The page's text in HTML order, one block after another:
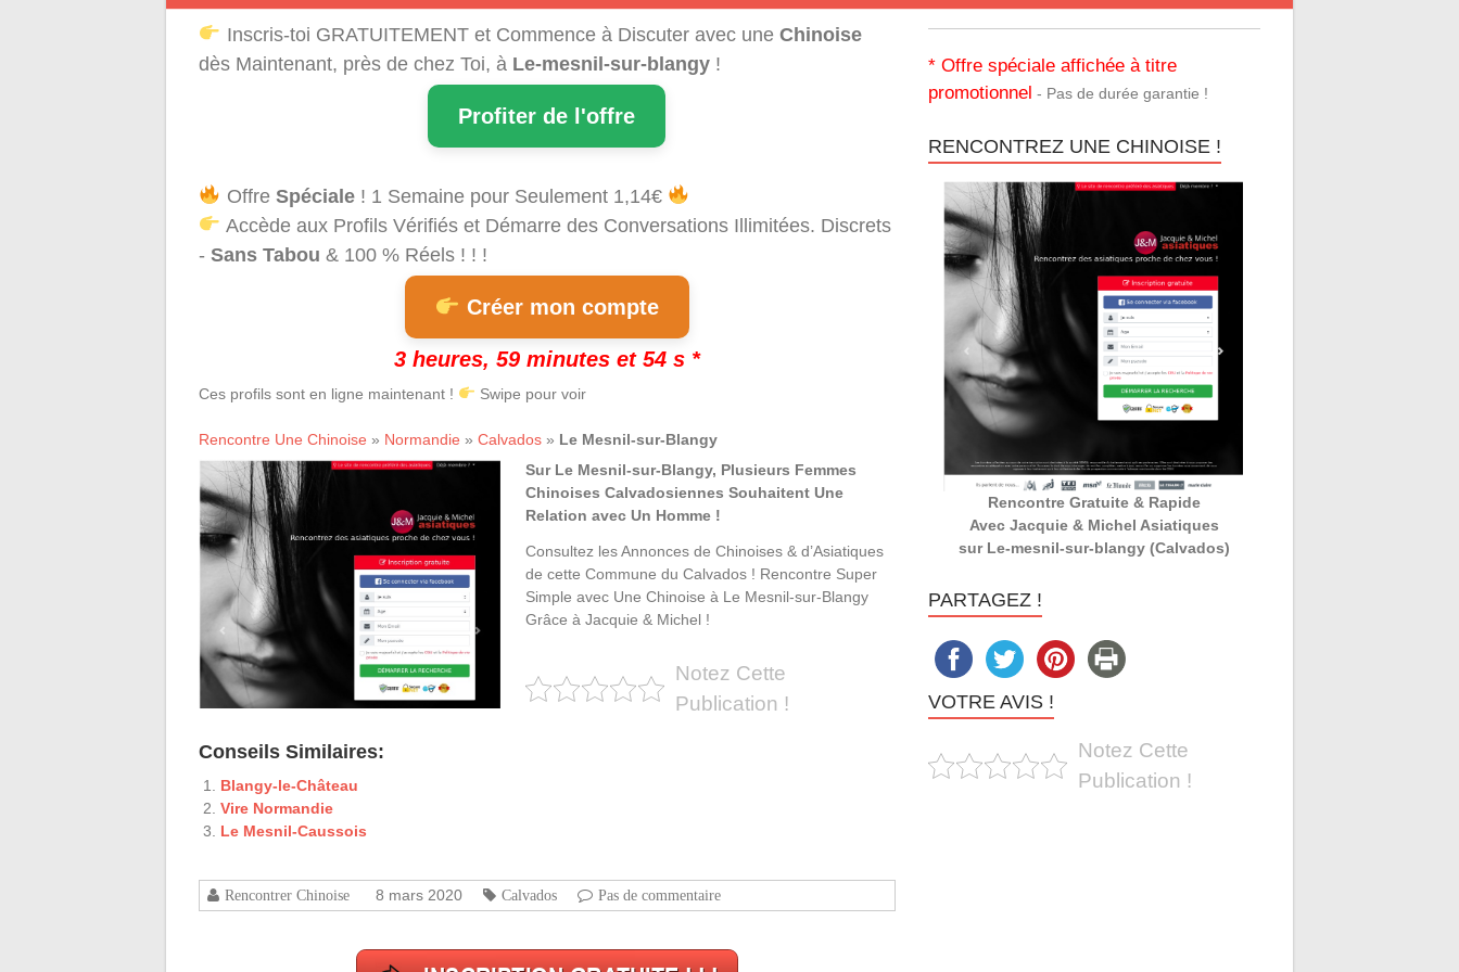
Inscris-toi GRATUITEMENT et Commence à Discuter avec une Chinoise
dès Maintenant, près de chez Toi, à Le-mesnil-sur-blangy !
Profiter de l'offre
Offre Spéciale! 1 Semaine pour Seulement 1,14€
Accède aux Profils Vérifiés et Démarre des Conversations Illimitées. Discrets
- Sans Tabou & 100 % Réels ! ! !
Créer mon compte
3 heures, 59 minutes et 53 s *
Ces profils sont en ligne maintenant ! Swipe pour voir
Rencontre Une Chinoise » Normandie » Calvados » Le Mesnil-sur-Blangy
Sur Le Mesnil-sur-Blangy, Plusieurs Femmes
Chinoises Calvadosiennes Souhaitent Une
Relation avec Un Homme !
Consultez les Annonces de Chinoises & d’Asiatiques
de cette Commune du Calvados ! Rencontre Super
Simple avec Une Chinoise à Le Mesnil-sur-Blangy
Grâce à Jacquie & Michel !
Notez Cette
Publication !
Conseils Similaires:
Blangy-le-Château
Vire Normandie
Le Mesnil-Caussois
Rencontrer Chinoise 8 mars 2020 Calvados Pas de commentaire
* Offre spéciale affichée à titre
promotionnel - Pas de durée garantie !
RENCONTREZ UNE CHINOISE !
Rencontre Gratuite & Rapide
Avec Jacquie & Michel Asiatiques
sur Le-mesnil-sur-blangy (Calvados)
PARTAGEZ !
VOTRE AVIS !
Notez Cette
Publication !